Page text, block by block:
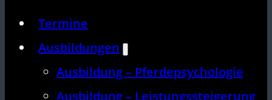
Termine
Ausbildungen
Ausbildung – Pferdepsychologie
Ausbildung – Leistungssteigerung